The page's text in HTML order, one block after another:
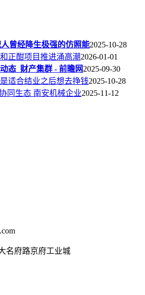
曾经降生极强的仿照能2025-10-28
正酣项目推进涌高潮2026-01-01
态_财产集群 - 前瞻网2025-09-30
适合结业之后想去挣钱2025-10-28
同生态 南安机械企业2025-11-12
名府路京府工业城